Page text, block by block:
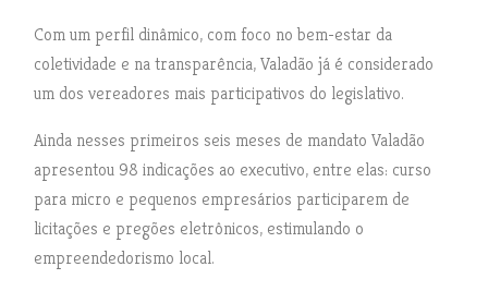
Com um perfil dinâmico, com foco no bem-estar da
coletividade e na transparência, Valadão já é considerado
um dos vereadores mais participativos do legislativo.
Ainda nesses primeiros seis meses de mandato Valadão
apresentou 98 indicações ao executivo, entre elas: curso
para micro e pequenos empresários participarem de
licitações e pregões eletrônicos, estimulando o
empreendedorismo local.